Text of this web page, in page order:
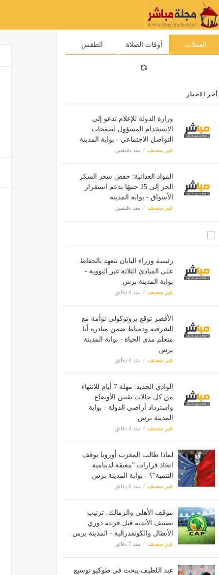
العملات أوقات الصلاة الطقس
أخر الاخبار
وزارة الدولة للإعلام تدعو إلى
الاستخدام المسؤول لصفحات
التواصل الاجتماعي - بوابة المدينة
غير مصنف منذ دقيقتين
المواد الغذائية: خفض سعر السكر
الحر إلى 25 جنيهًا يدعم استقرار
الأسواق - بوابة المدينة
غير مصنف منذ دقيقتين
رئيسة وزراء اليابان تتعهد بالحفاظ
على المبادئ الثلاثة غير النووية -
بوابة المدينة برس
غير مصنف منذ 4 دقائق
الأقصر توقع بروتوكولي توأمة مع
الشرقية ودمياط ضمن مبادرة أنا
متعلم مدى الحياة - بوابة المدينة
برس
غير مصنف منذ 4 دقائق
الوادي الجديد: مهلة 7 أيام للانتهاء
من كل حالات تقنين الأوضاع
واسترداد أراضي الدولة - بوابة
المدينة برس
غير مصنف منذ 4 دقائق
لماذا طالب المغرب أوروبا بوقف
اتخاذ قرارات "معيقة لدينامية
التنمية"؟ - بوابة المدينة برس
غير مصنف منذ 6 دقائق
موقف الأهلي والزمالك، ترتيب
تصنيف الأندية قبل قرعة دوري
الأبطال والكونفدرالية - المدينة برس
غير مصنف منذ 7 دقائق
عبد اللطيف يبحث في طوكيو توسيع